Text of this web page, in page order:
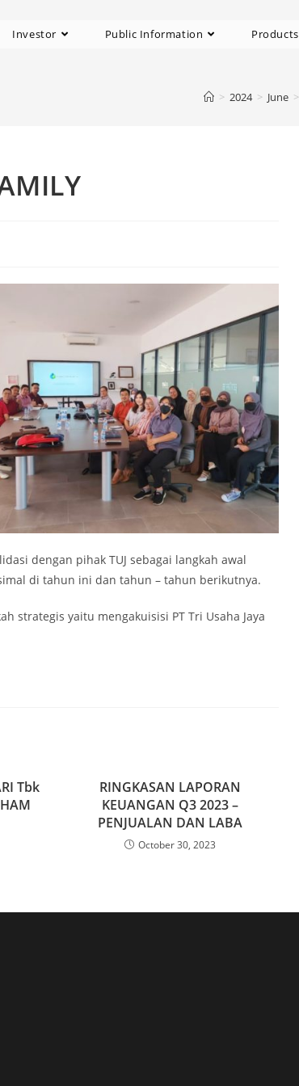
Investor Public Information Products
> 2024 > June >
dengan pihak TUJ sebagai langkah awal
di tahun ini dan tahun – tahun berikutnya.
strategis yaitu mengakuisisi PT Tri Usaha Jaya
Tbk
RINGKASAN LAPORAN
KEUANGAN Q3 2023 –
PENJUALAN DAN LABA
October 30, 2023